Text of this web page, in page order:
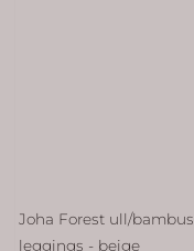
Joha Forest ull/bambus
leggings - beige